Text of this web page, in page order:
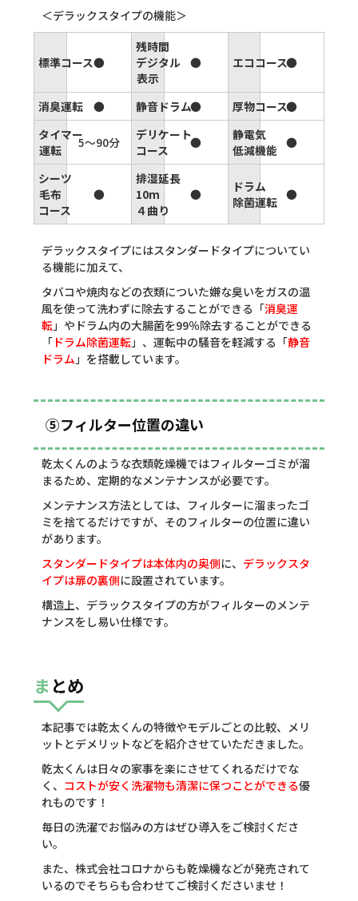
＜デラックスタイプの機能＞
標準コース●
残時間
デジタル
表示
● エココース●
消臭運転 ● 静音ドラム● 厚物コース●
タイマー
運転
5～90分
デリケート
コース
●
静電気
低減機能 ●
シーツ
毛布
コース
●
排湿延長
10m
４曲り
●
ドラム
除菌運転 ●
デラックスタイプにはスタンダードタイプについてい
る機能に加えて、
タバコや焼肉などの衣類についた嫌な臭いをガスの温
風を使って洗わずに除去することができる「消臭運
転」やドラム内の大腸菌を99％除去することができる
「ドラム除菌運転」、運転中の騒音を軽減する「静音
ドラム」を搭載しています。
⑤フィルター位置の違い
乾太くんのような衣類乾燥機ではフィルターゴミが溜
まるため、定期的なメンテナンスが必要です。
メンテナンス方法としては、フィルターに溜まったゴ
ミを捨てるだけですが、そのフィルターの位置に違い
があります。
スタンダードタイプは本体内の奥側に、 デラックスタ
イプは扉の裏側に設置されています。
構造上、デラックスタイプの方がフィルターのメンテ
ナンスをし易い仕様です。
まとめ
本記事では乾太くんの特徴やモデルごとの比較、メリ
ットとデメリットなどを紹介させていただきました。
乾太くんは日々の家事を楽にさせてくれるだけでな
く、 コストが安く洗濯物も清潔に保つことができる優
れものです！
毎日の洗濯でお悩みの方はぜひ導入をご検討くださ
い。
また、株式会社コロナからも乾燥機などが発売されて
いるのでそちらも合わせてご検討くださいませ！